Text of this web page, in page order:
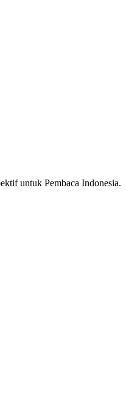
untuk Pembaca Indonesia.